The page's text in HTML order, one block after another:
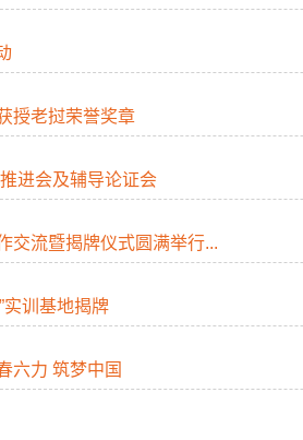
授老挝荣誉奖章
进会及辅导论证会
交流暨揭牌仪式圆满举行...
实训基地揭牌
六力 筑梦中国